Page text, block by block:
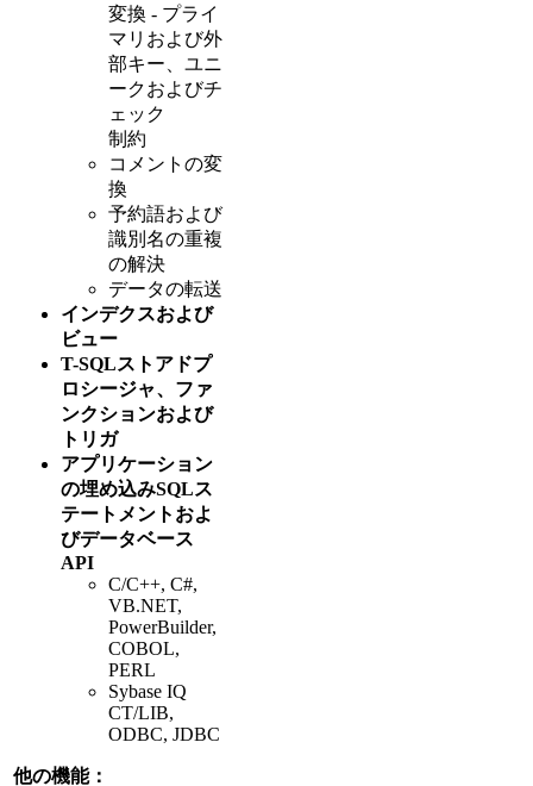
変換 - プライ
マリおよび外
部キー、ユニ
ークおよびチ
ェック
制約
コメントの変
換
予約語および
識別名の重複
の解決
データの転送
インデクスおよび
ビュー
T-SQLストアドプ
ロシージャ、ファ
ンクションおよび
トリガ
アプリケーション
の埋め込みSQLス
テートメントおよ
びデータベース
API
C/C++, C#,
VB.NET,
PowerBuilder,
COBOL,
PERL
Sybase IQ
CT/LIB,
ODBC, JDBC
他の機能：